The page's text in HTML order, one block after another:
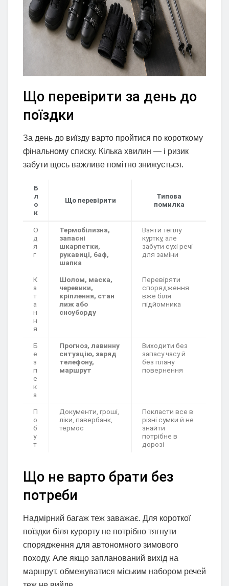
Що перевірити за день до
поїздки
За день до виїзду варто пройтися по короткому
фінальному списку. Кілька хвилин — і ризик
забути щось важливе помітно знижується.
Б
л
о
к
Що перевірити
Типова
помилка
О
д
я
г
Термобілизна,
запасні
шкарпетки,
рукавиці, баф,
шапка
Взяти теплу
куртку, але
забути сухі речі
для заміни
К
а
т
а
н
н
я
Шолом, маска,
черевики,
кріплення, стан
лиж або
сноуборду
Перевіряти
спорядження
вже біля
підйомника
Б
е
з
п
е
к
а
Прогноз, лавинну
ситуацію, заряд
телефону,
маршрут
Виходити без
запасу часу й
без плану
повернення
П
о
б
у
т
Документи, гроші,
ліки, павербанк,
термос
Покласти все в
різні сумки й не
знайти
потрібне в
дорозі
Що не варто брати без
потреби
Надмірний багаж теж заважає. Для короткої
поїздки біля курорту не потрібно тягнути
спорядження для автономного зимового
походу. Але якщо запланований вихід на
маршрут, обмежуватися міським набором речей